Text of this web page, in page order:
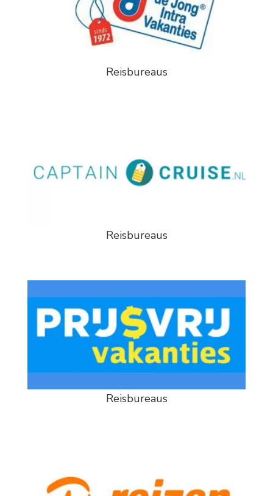
Reisbureaus
Reisbureaus
Reisbureaus